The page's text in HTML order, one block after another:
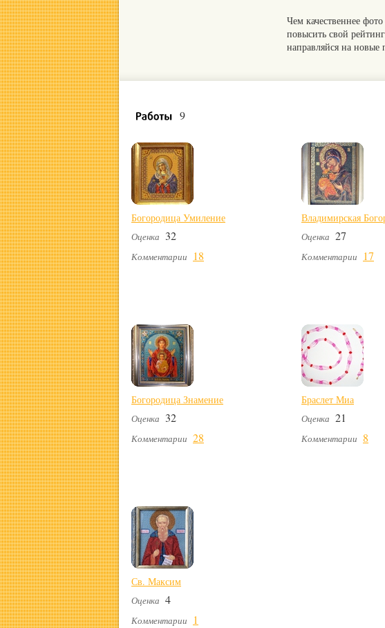
Чем качественнее
повысить свой
направляйся на новые
9
Богородица Умиление
Оценка 32
Комментарии 18
Владимирская
Оценка 27
Комментарии 17
Богородица Знамение
Оценка 32
Комментарии 28
Браслет Миа
Оценка 21
Комментарии 8
Св. Максим
Оценка 4
Комментарии 1